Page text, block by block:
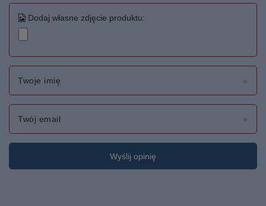
Dodaj własne zdjęcie produktu:
Twoje imię
Twój email
Wyślij opinię